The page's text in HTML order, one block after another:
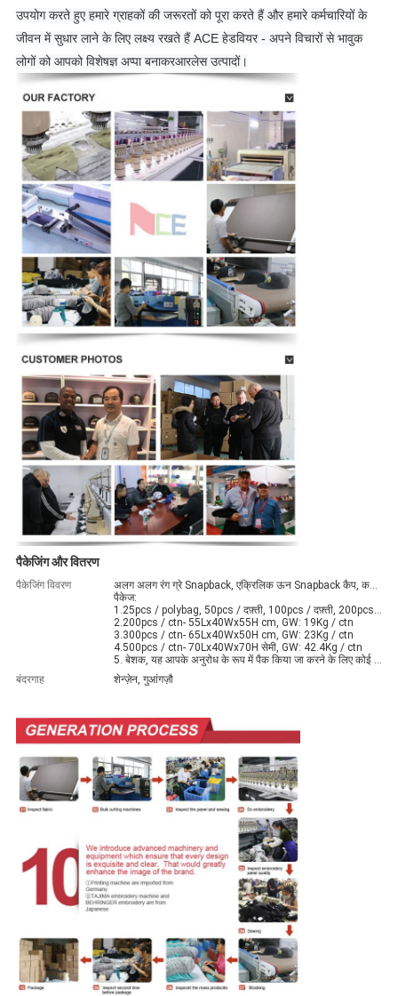
उपयोग करते हुए हमारे ग्राहकों की जरूरतों को पूरा करते हैं और हमारे कर्मचारियों के
जीवन में सुधार लाने के लिए लक्ष्य रखते हैं ACE हेडवियर - अपने विचारों से भावुक
लोगों को आपको विशेषज्ञ अप्पा बनाकरआरलेस उत्पादों।
पैकेजिंग और वितरण
पैकेजिंग विवरण
अलग अलग रंग ग्रे Snapback, एक्रिलिक ऊन Snapback कैप, कढ़ाई अपने लोगो सलाम
पैकेज:
1.25pcs / polybag, 50pcs / दफ़्ती, 100pcs / दफ़्ती, 200pcs / CTN
2.200pcs / ctn- 55Lx40Wx55H cm, GW: 19Kg / ctn
3.300pcs / ctn- 65Lx40Wx50H cm, GW: 23Kg / ctn
4.500pcs / ctn- 70Lx40Wx70H सेमी, GW: 42.4Kg / ctn
5. बेशक, यह आपके अनुरोध के रूप में पैक किया जा करने के लिए कोई समस्या नहीं है!
बंदरगाह
शेन्ज़ेन, गुआंगज़ौ